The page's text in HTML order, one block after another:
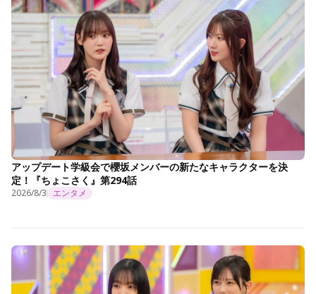
アップデート学級会で櫻坂メンバーの新たなキャラクターを決
定！『ちょこさく』第294話
2026/8/3 エンタメ